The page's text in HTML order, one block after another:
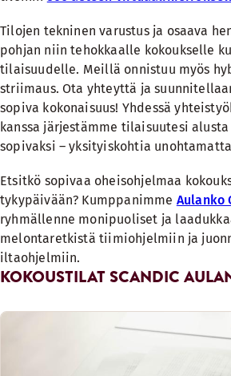
Tilojen tekninen varustus ja osaava
pohjan niin tehokkaalle kokoukselle
tilaisuudelle. Meillä onnistuu myös
striimaus. Ota yhteyttä ja
sopiva kokonaisuus! Yhdessä
kanssa järjestämme tilaisuutesi
sopivaksi – yksityiskohtia
Etsitkö sopivaa oheisohjelmaa
tykypäivään? Kumppanimme Aulanko
ryhmällenne monipuoliset ja
melontaretkistä tiimiohjelmiin ja
iltaohjelmiin.
KOKOUSTILAT SCANDIC